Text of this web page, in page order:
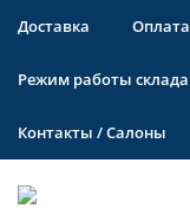
Доставка Оплата
Режим работы склада
Контакты / Салоны